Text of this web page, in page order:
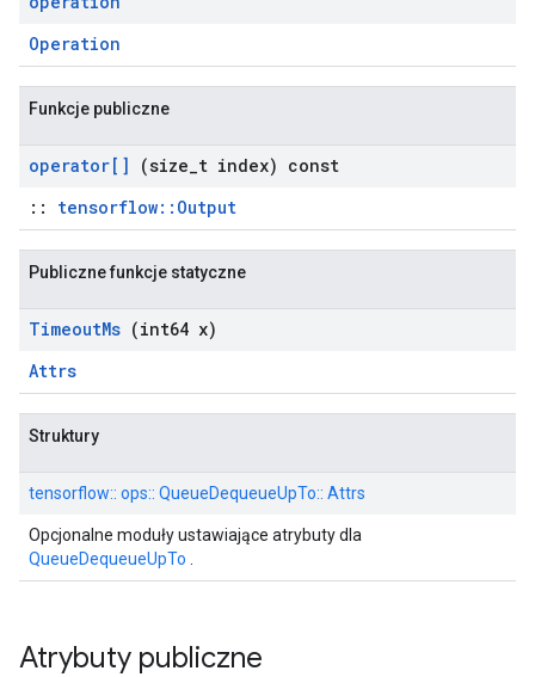
Operation
Funkcje publiczne
operator[] (size t index) const
:: tensorflow::Output
Publiczne funkcje statyczne
TimeoutMs (int64 x)
Attrs
Struktury
tensorflow:: ops:: QueueDequeueUpTo:: Attrs
Opcjonalne moduły ustawiające atrybuty dla
QueueDequeueUpTo
Atrybuty publiczne